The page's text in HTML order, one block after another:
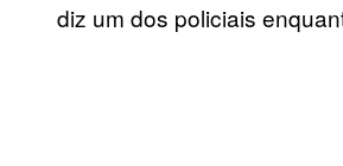
diz um dos policiais